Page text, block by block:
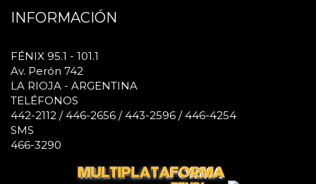
INFORMACIÓN
FÉNIX 95.1 - 101.1
Av. Perón 742
LA RIOJA - ARGENTINA
TELÉFONOS
442-2112 / 446-2656 / 443-2596 / 446-4254
SMS
466-3290